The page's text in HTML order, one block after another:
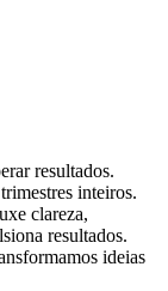
resultados.
inteiros.
clareza,
resultados.
ideias